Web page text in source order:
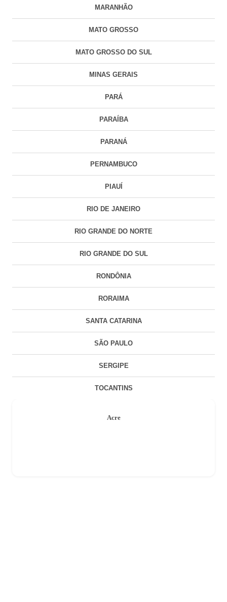
MARANHÃO
MATO GROSSO
MATO GROSSO DO SUL
MINAS GERAIS
PARÁ
PARAÍBA
PARANÁ
PERNAMBUCO
PIAUÍ
RIO DE JANEIRO
RIO GRANDE DO NORTE
RIO GRANDE DO SUL
RONDÔNIA
RORAIMA
SANTA CATARINA
SÃO PAULO
SERGIPE
TOCANTINS
Acre